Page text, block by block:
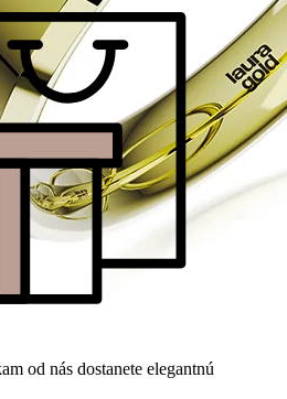
od nás dostanete elegantnú